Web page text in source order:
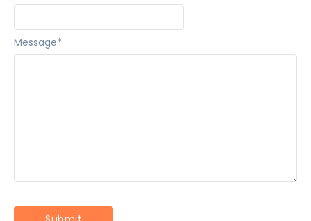
Message*